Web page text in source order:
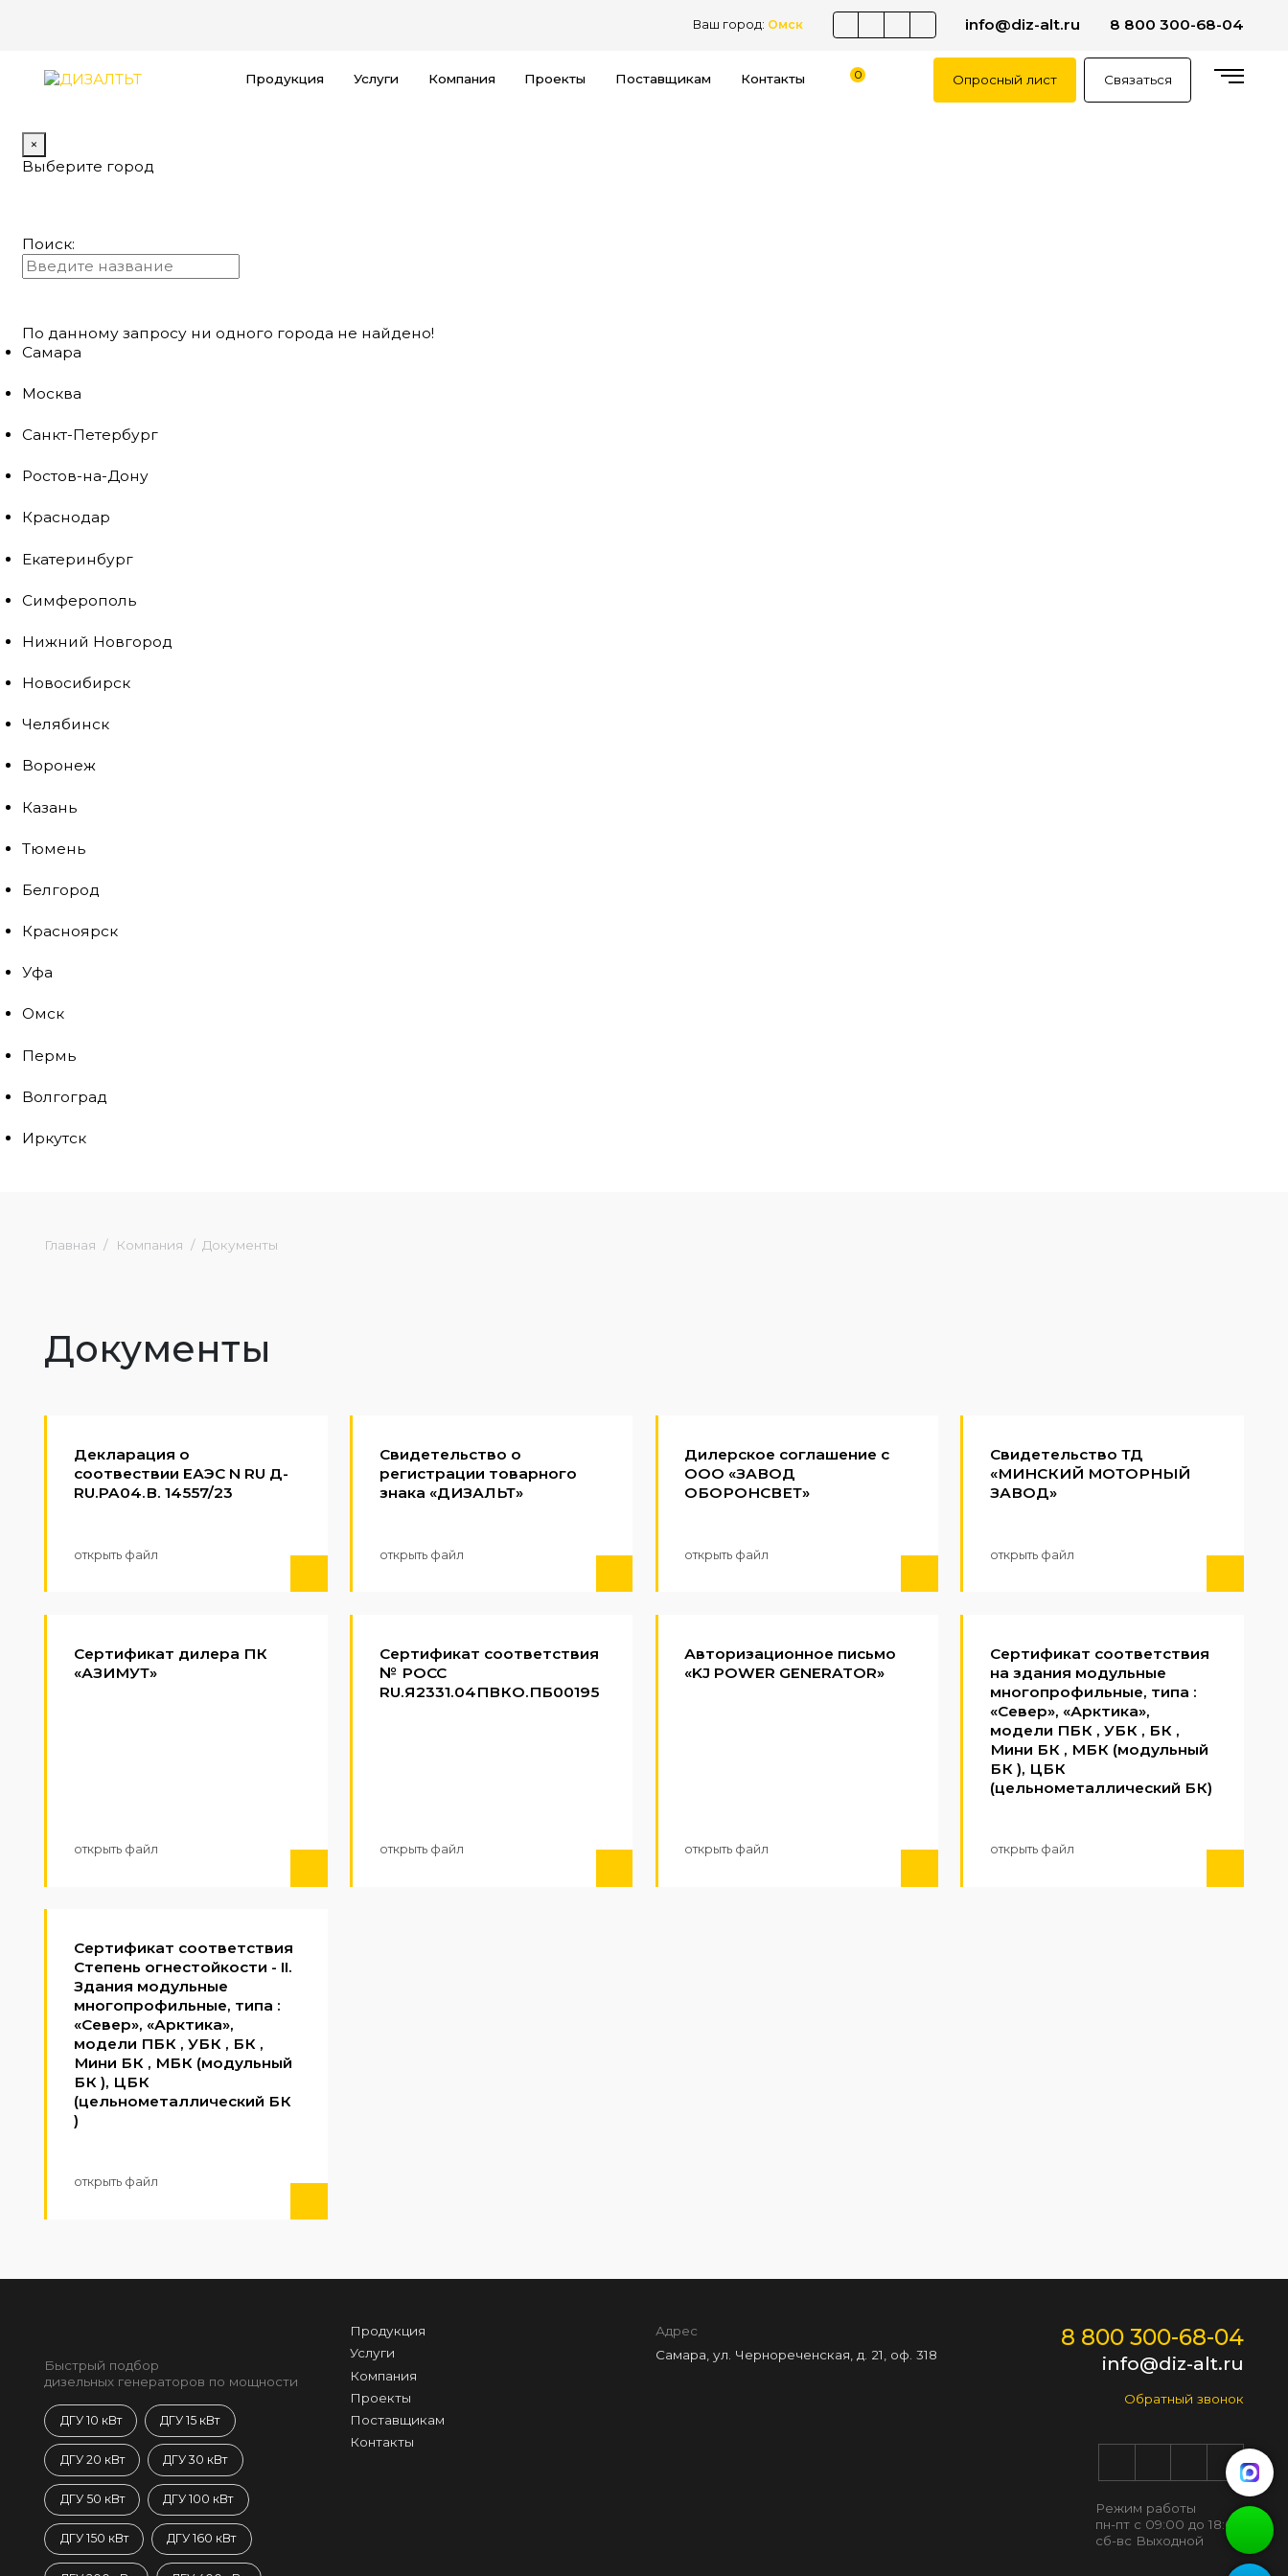
Ваш город: Омск info@diz-alt.ru 8 800 300-68-04
Продукция Услуги Компания Проекты Поставщикам Контакты 0 Опросный лист Связаться
×
Выберите город
Поиск:
По данному запросу ни одного города не найдено!
Самара
Москва
Санкт-Петербург
Ростов-на-Дону
Краснодар
Екатеринбург
Симферополь
Нижний Новгород
Новосибирск
Челябинск
Воронеж
Казань
Тюмень
Белгород
Красноярск
Уфа
Омск
Пермь
Волгоград
Иркутск
Главная Компания Документы
Документы
Декларация о
соотвествии EАЭС N RU Д-
RU.PA04.В. 14557/23
открыть файл
Свидетельство о
регистрации товарного
знака «ДИЗАЛЬТ»
открыть файл
Дилерское соглашение с
ООО «ЗАВОД
ОБОРОНСВЕТ»
открыть файл
Свидетельство ТД
«МИНСКИЙ МОТОРНЫЙ
ЗАВОД»
открыть файл
Сертификат дилера ПК
«АЗИМУТ»
открыть файл
Сертификат соответствия
№ РОСС
RU.Я2331.04ПВКО.ПБ00195
открыть файл
Авторизационное письмо
«KJ POWER GENERATOR»
открыть файл
Сертификат соответствия
на здания модульные
многопрофильные, типа :
«Север», «Арктика»,
модели ПБК , УБК , БК ,
Мини БК , МБК (модульный
БК ), ЦБК
(цельнометаллический БК)
открыть файл
Сертификат соответствия
Степень огнестойкости - II.
Здания модульные
многопрофильные, типа :
«Север», «Арктика»,
модели ПБК , УБК , БК ,
Мини БК , МБК (модульный
БК ), ЦБК
(цельнометаллический БК
)
открыть файл
Быстрый подбор
дизельных генераторов по мощности
ДГУ 10 кВт ДГУ 15 кВт
ДГУ 20 кВт ДГУ 30 кВт
ДГУ 50 кВт ДГУ 100 кВт
ДГУ 150 кВт ДГУ 160 кВт
Продукция
Услуги
Компания
Проекты
Поставщикам
Контакты
Адрес
Самара, ул. Чернореченская, д. 21, оф. 318
8 800 300-68-04
info@diz-alt.ru
Обратный звонок
Режим работы
пн-пт с 09:00 до 18:00
сб-вс Выходной